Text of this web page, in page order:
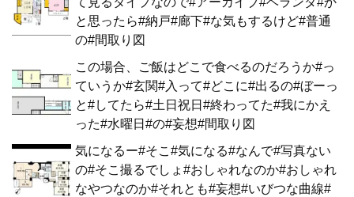
と思ったら#納戸#廊下#な気もするけど#普通
の#間取り図
この場合、ご飯はどこで食べるのだろうか#っ
ていうか#玄関#入って#どこに#出るの#ぼーっ
と#してたら#土日祝日#終わってた#我にかえ
った#水曜日#の#妄想#間取り図
気になるー#そこ#気になる#なんで#写真ない
の#そこ撮るでしょ#おしゃれなのか#おしゃれ
なやつなのか#それとも#妄想#いびつな曲線#